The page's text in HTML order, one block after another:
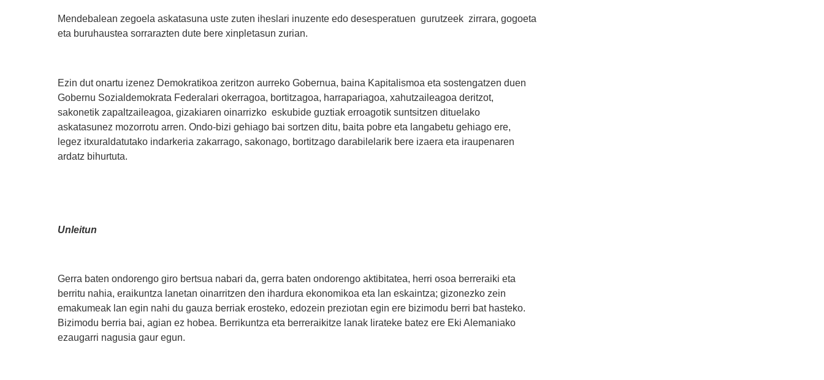
Mendebalean zegoela askatasuna uste zuten iheslari inuzente edo desesperatuen gurutzeek zirrara, gogoeta
eta buruhaustea sorrarazten dute bere xinpletasun zurian.
Ezin dut onartu izenez Demokratikoa zeritzon aurreko Gobernua, baina Kapitalismoa eta sostengatzen duen
Gobernu Sozialdemokrata Federalari okerragoa, bortitzagoa, harrapariagoa, xahutzaileagoa deritzot,
sakonetik zapaltzaileagoa, gizakiaren oinarrizko eskubide guztiak erroagotik suntsitzen dituelako
askatasunez mozorrotu arren. Ondo-bizi gehiago bai sortzen ditu, baita pobre eta langabetu gehiago ere,
legez itxuraldatutako indarkeria zakarrago, sakonago, bortitzago darabilelarik bere izaera eta iraupenaren
ardatz bihurtuta.
Unleitun
Gerra baten ondorengo giro bertsua nabari da, gerra baten ondorengo aktibitatea, herri osoa berreraiki eta
berritu nahia, eraikuntza lanetan oinarritzen den ihardura ekonomikoa eta lan eskaintza; gizonezko zein
emakumeak lan egin nahi du gauza berriak erosteko, edozein preziotan egin ere bizimodu berri bat hasteko.
Bizimodu berria bai, agian ez hobea. Berrikuntza eta berreraikitze lanak lirateke batez ere Eki Alemaniako
ezaugarri nagusia gaur egun.